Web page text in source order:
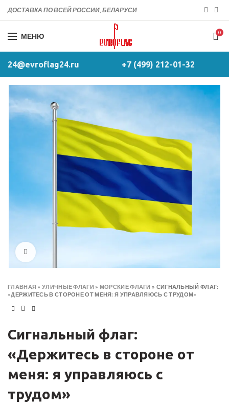
ДОСТАВКА ПО ВСЕЙ РОССИИ, БЕЛАРУСИ
МЕНЮ 0
24@evroflag24.ru +7 (499) 212-01-32
ГЛАВНАЯ »УЛИЧНЫЕ ФЛАГИ » МОРСКИЕ ФЛАГИ » СИГНАЛЬНЫЙ ФЛАГ:
«ДЕРЖИТЕСЬ В СТОРОНЕ ОТ МЕНЯ: Я УПРАВЛЯЮСЬ С ТРУДОМ»
Сигнальный флаг:
«Держитесь в стороне от
меня: я управляюсь с
трудом»